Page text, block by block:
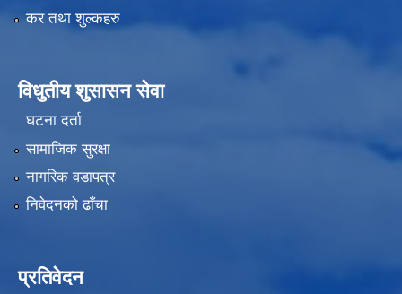
कर तथा शुल्कहरु
विधुतीय शुसासन सेवा
घटना दर्ता
सामाजिक सुरक्षा
नागरिक वडापत्र
निवेदनको ढाँचा
प्रतिवेदन